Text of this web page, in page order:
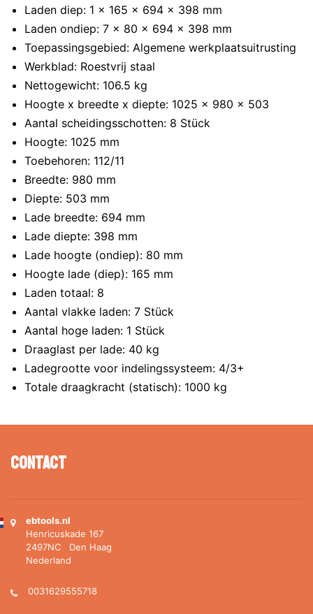
Laden diep: 1 x 165 x 694 x 398 mm
Laden ondiep: 7 x 80 x 694 x 398 mm
Toepassingsgebied: Algemene werkplaatsuitrusting
Werkblad: Roestvrij staal
Nettogewicht: 106.5 kg
Hoogte x breedte x diepte: 1025 x 980 x 503
Aantal scheidingsschotten: 8 Stück
Hoogte: 1025 mm
Toebehoren: 112/11
Breedte: 980 mm
Diepte: 503 mm
Lade breedte: 694 mm
Lade diepte: 398 mm
Lade hoogte (ondiep): 80 mm
Hoogte lade (diep): 165 mm
Laden totaal: 8
Aantal vlakke laden: 7 Stück
Aantal hoge laden: 1 Stück
Draaglast per lade: 40 kg
Ladegrootte voor indelingssysteem: 4/3+
Totale draagkracht (statisch): 1000 kg
Contact
ebtools.nl
Henricuskade 167
2497NC Den Haag
Nederland
0031629555718